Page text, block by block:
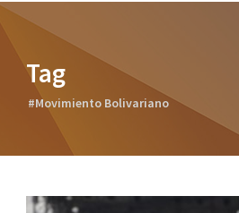
Tag
#Movimiento Bolivariano